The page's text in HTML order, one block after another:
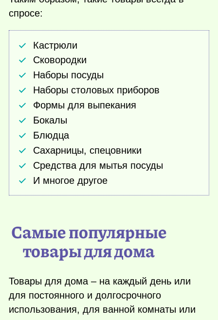
спросе:
Кастрюли
Сковородки
Наборы посуды
Наборы столовых приборов
Формы для выпекания
Бокалы
Блюдца
Сахарницы, спецовники
Средства для мытья посуды
И многое другое
Самые популярные
товары для дома
Товары для дома – на каждый день или
для постоянного и долгосрочного
использования, для ванной комнаты или